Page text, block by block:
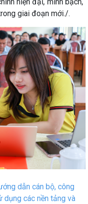
giai đoạn mới./.
dẫn cán bộ, công
các nền tảng và